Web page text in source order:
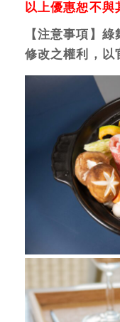
以上優惠恕不與
【注意事項】
修改之權利，以